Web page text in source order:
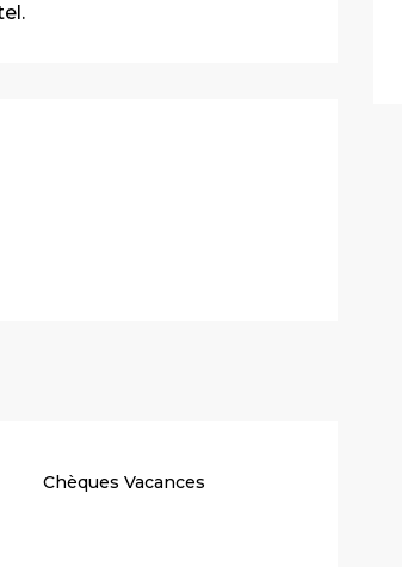
Chèques Vacances